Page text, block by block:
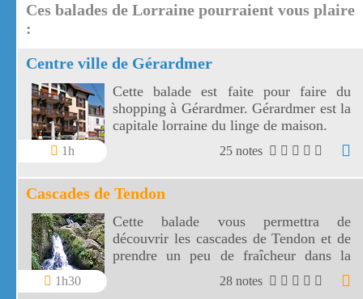
Ces balades de Lorraine pourraient vous plaire
:
Centre ville de Gérardmer
1h
Cette balade est faite pour faire du
shopping à Gérardmer. Gérardmer est la
capitale lorraine du linge de maison.
25 notes
Cascades de Tendon
1h30
Cette balade vous permettra de
découvrir les cascades de Tendon et de
prendre un peu de fraîcheur dans la
forêt vosgienne entre la petite et la
grande cascade de Tendon.
28 notes